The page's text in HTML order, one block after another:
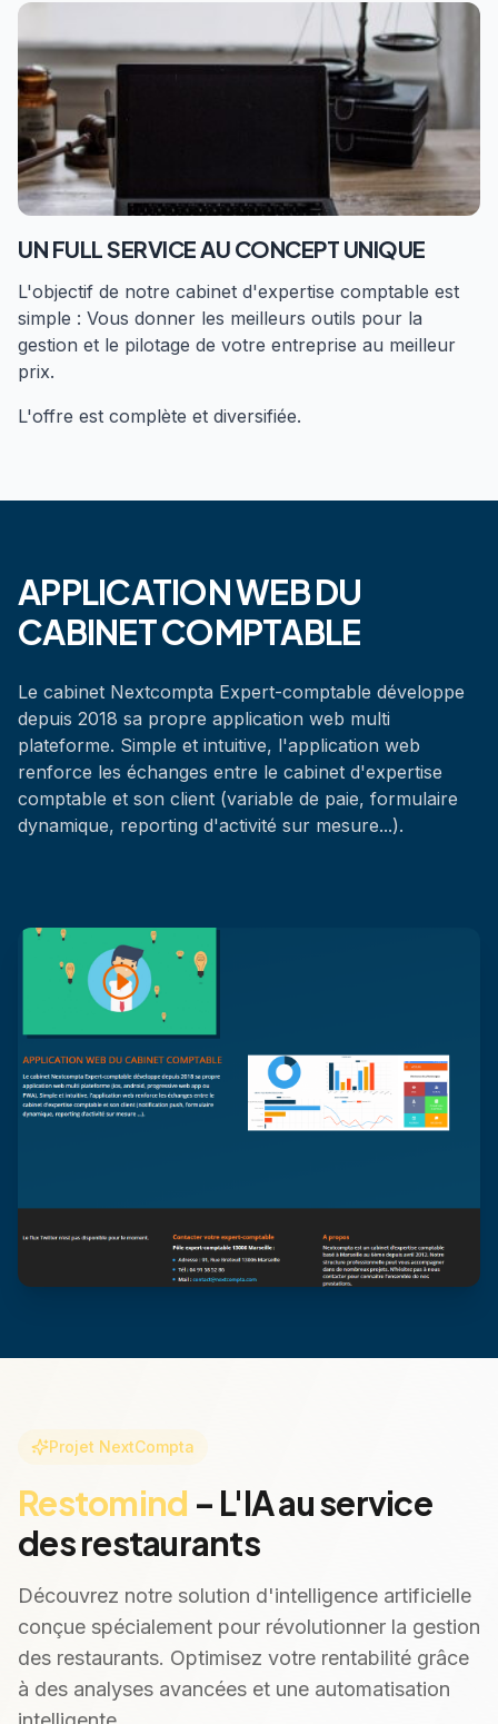
UN FULL SERVICE AU CONCEPT UNIQUE
L'objectif de notre cabinet d'expertise comptable est
simple : Vous donner les meilleurs outils pour la
gestion et le pilotage de votre entreprise au meilleur
prix.
L'offre est complète et diversifiée.
APPLICATION WEB DU
CABINET COMPTABLE
Le cabinet Nextcompta Expert-comptable développe
depuis 2018 sa propre application web multi
plateforme. Simple et intuitive, l'application web
renforce les échanges entre le cabinet d'expertise
comptable et son client (variable de paie, formulaire
dynamique, reporting d'activité sur mesure...).
Projet NextCompta
Restomind – L'IA au service
des restaurants
Découvrez notre solution d'intelligence artificielle
conçue spécialement pour révolutionner la gestion
des restaurants. Optimisez votre rentabilité grâce
à des analyses avancées et une automatisation